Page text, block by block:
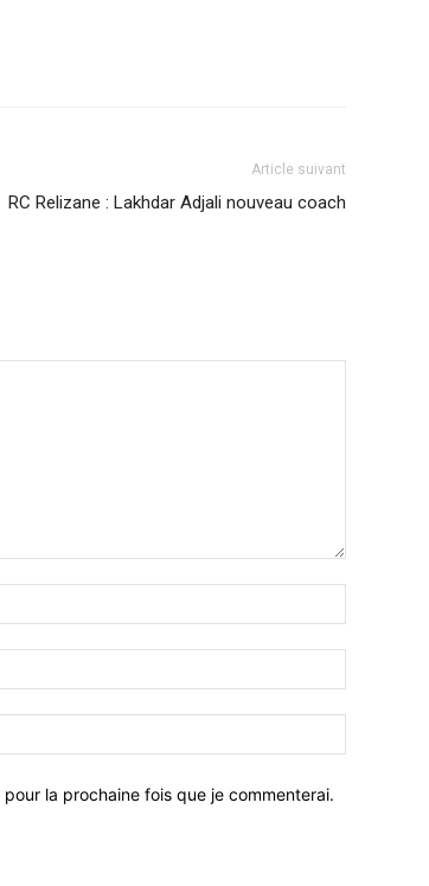
Article suivant
RC Relizane : Lakhdar Adjali nouveau coach
la prochaine fois que je commenterai.